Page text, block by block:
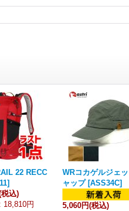
22 RECC
]
税込)
18,810円
WRコカゲルジェ
ャップ [ASS34C]
5,060円(税込)